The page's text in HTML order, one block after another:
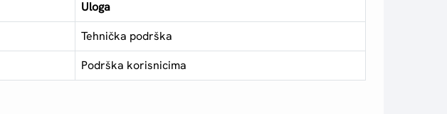
Uloga
Tehnička podrška
Podrška korisnicima